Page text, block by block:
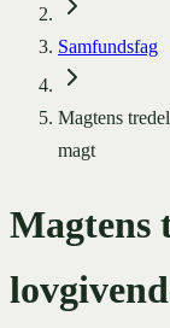
Samfundsfag
Magtens
magt
Magtens